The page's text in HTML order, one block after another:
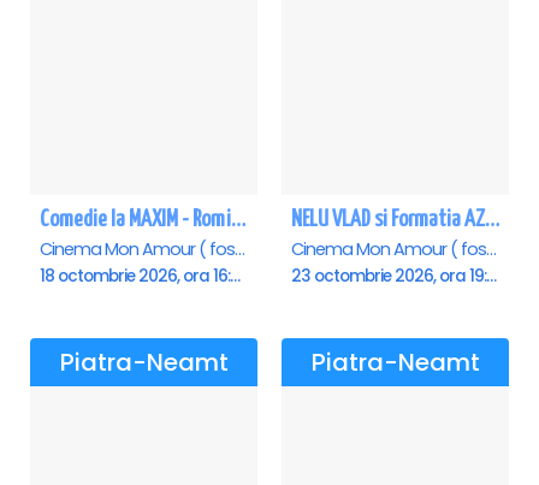
Comedie la MAXIM - Romica Tociu si Cornel Palade - Piatra Neamt
Cinema Mon Amour ( fost Dacia ), Piatra-Neamt
18 octombrie 2026, ora 16:00
NELU VLAD si Formatia AZUR - Turneu Aniversar 50 de ani - Piatra Neamt
Cinema Mon Amour ( fost Dacia ), Piatra-Neamt
23 octombrie 2026, ora 19:30
Piatra-Neamt Piatra-Neamt